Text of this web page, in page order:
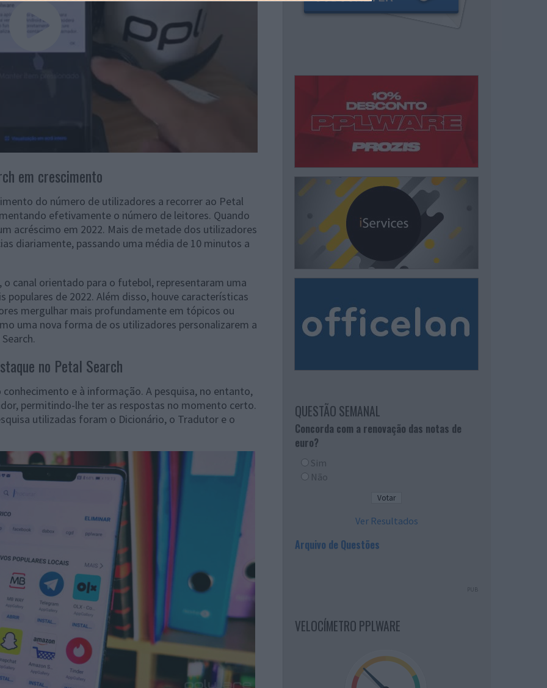
em crescimento
do número de utilizadores a recorrer ao Petal
efetivamente o número de leitores. Quando
acréscimo em 2022. Mais de metade dos utilizadores
diariamente, passando uma média de 10 minutos a
canal orientado para o futebol, representaram uma
populares de 2022. Além disso, houve características
mergulhar mais profundamente em tópicos ou
uma nova forma de os utilizadores personalizarem a
no Petal Search
e à informação. A pesquisa, no entanto,
permitindo-lhe ter as respostas no momento certo.
utilizadas foram o Dicionário, o Tradutor e o
QUESTÃO SEMANAL
Concorda com a renovação das notas de
euro?
Sim
Não
Ver Resultados
Arquivo de Questões
PUB
VELOCÍMETRO PPLWARE